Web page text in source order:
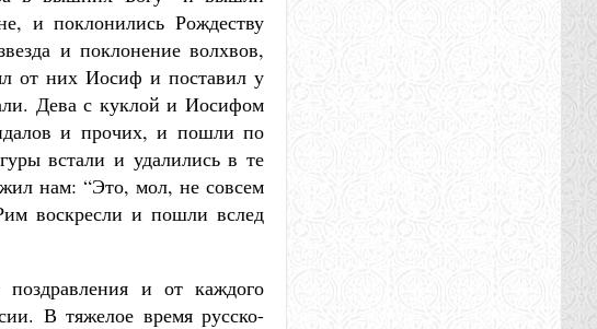
и поклонились Рождеству
и поклонение волхвов,
от них Иосиф и поставил у
Дева с куклой и Иосифом
и прочих, и пошли по
встали и удалились в те
нам: “Это, мол, не совсем
воскресли и пошли вслед
и от каждого
В тяжелое время русско-